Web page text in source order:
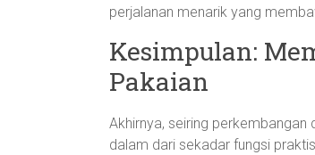
perjalanan menarik yang
Kesimpulan:
Pakaian
Akhirnya, seiring perkembangan
dalam dari sekadar fungsi